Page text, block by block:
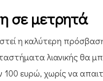
σε μετρητά
η καλύτερη
λιανικής θα
100 ευρώ, χωρίς να